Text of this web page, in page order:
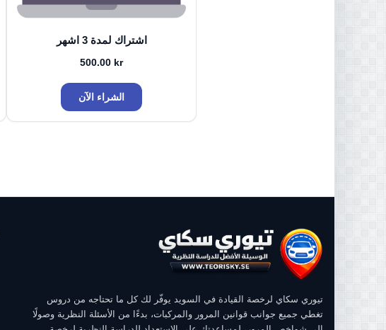
اشتراك لمدة 3 اشهر
500.00 kr
الشراء الآن
تيوري سكاي لرخصة القيادة في السويد يوفّر لك كل ما تحتاجه من دروس
تغطي جميع جوانب قوانين المرور والمركبات، بدءًا من الأسئلة النظرية وصولًا